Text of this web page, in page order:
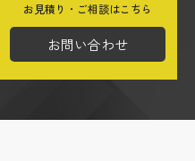
用について】
スの提供、またユーザビ
ナリティクスを使用
データ収集及び解析を行
お見積り・ご相談はこちら
お問い合わせ